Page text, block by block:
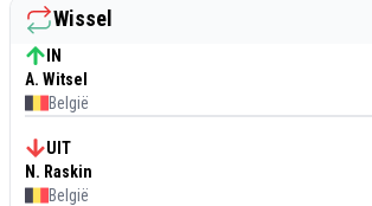
Wissel
IN
A. Witsel
België
UIT
N. Raskin
België